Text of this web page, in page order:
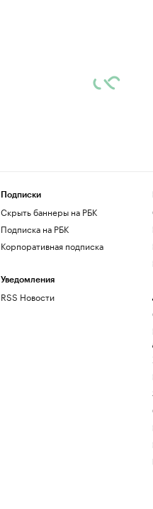
Подписки
Скрыть баннеры на РБК
Подписка на РБК
Корпоративная подписка
Уведомления
RSS Новости